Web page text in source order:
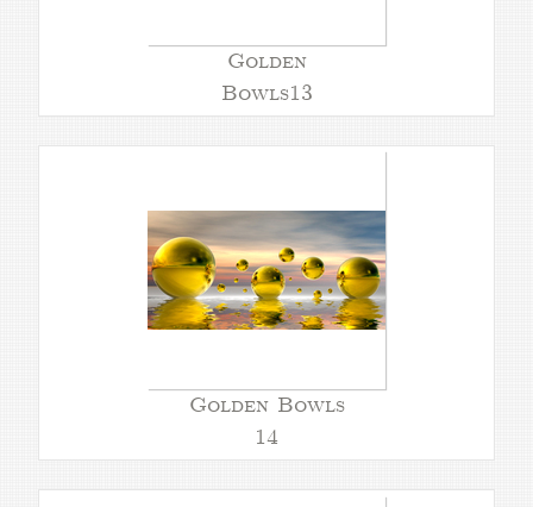
Golden
Bowls13
Golden Bowls
14